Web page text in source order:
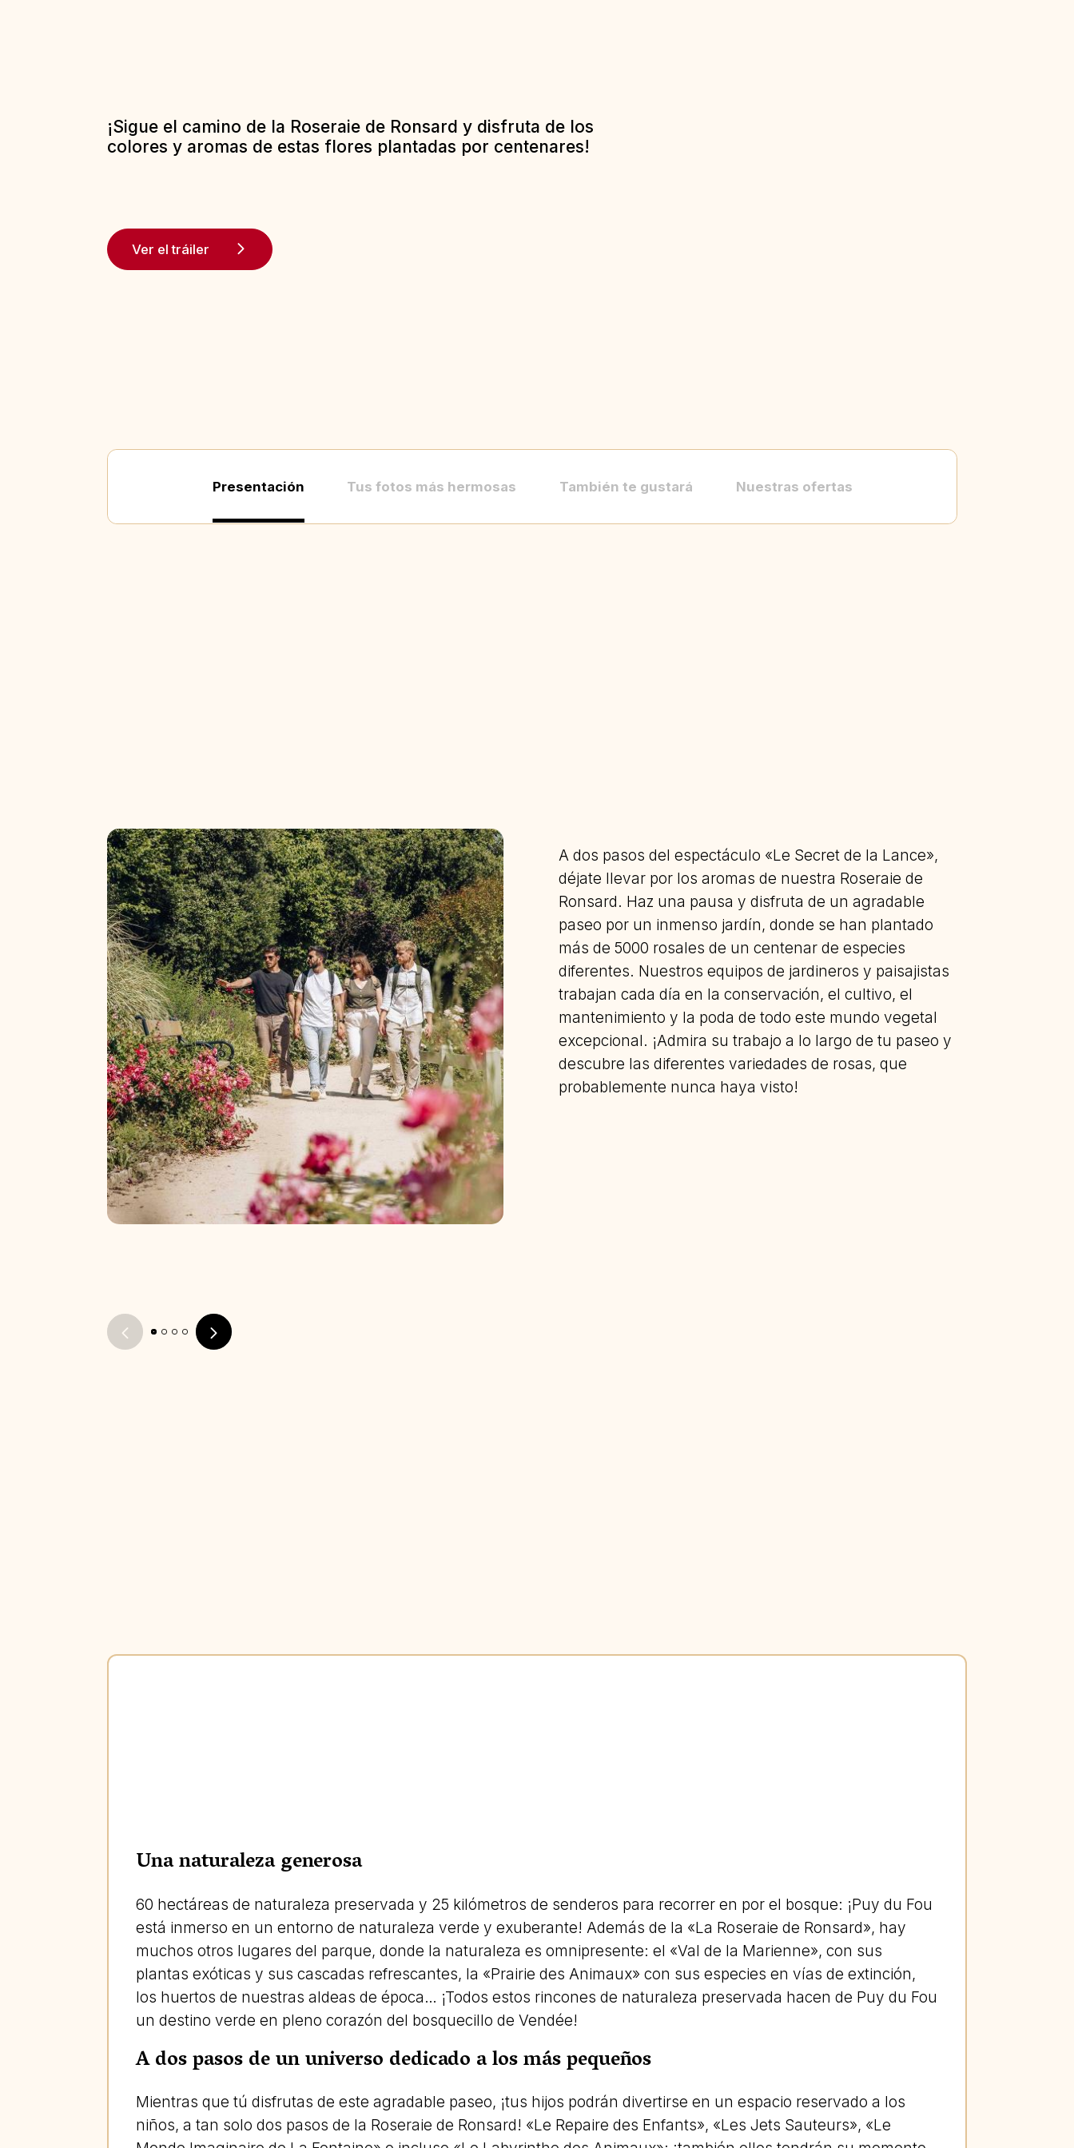
¡Sigue el camino de la Roseraie de Ronsard y disfruta de los
colores y aromas de estas flores plantadas por centenares!
Ver el tráiler
Presentación Tus fotos más hermosas También te gustará Nuestras ofertas
A dos pasos del espectáculo «Le Secret de la Lance»,
déjate llevar por los aromas de nuestra Roseraie de
Ronsard. Haz una pausa y disfruta de un agradable
paseo por un inmenso jardín, donde se han plantado
más de 5000 rosales de un centenar de especies
diferentes. Nuestros equipos de jardineros y paisajistas
trabajan cada día en la conservación, el cultivo, el
mantenimiento y la poda de todo este mundo vegetal
excepcional. ¡Admira su trabajo a lo largo de tu paseo y
descubre las diferentes variedades de rosas, que
probablemente nunca haya visto!
Una naturaleza generosa
60 hectáreas de naturaleza preservada y 25 kilómetros de senderos para recorrer en por el bosque: ¡Puy du Fou
está inmerso en un entorno de naturaleza verde y exuberante! Además de la «La Roseraie de Ronsard», hay
muchos otros lugares del parque, donde la naturaleza es omnipresente: el «Val de la Marienne», con sus
plantas exóticas y sus cascadas refrescantes, la «Prairie des Animaux» con sus especies en vías de extinción,
los huertos de nuestras aldeas de época… ¡Todos estos rincones de naturaleza preservada hacen de Puy du Fou
un destino verde en pleno corazón del bosquecillo de Vendée!
A dos pasos de un universo dedicado a los más pequeños
Mientras que tú disfrutas de este agradable paseo, ¡tus hijos podrán divertirse en un espacio reservado a los
niños, a tan solo dos pasos de la Roseraie de Ronsard! «Le Repaire des Enfants», «Les Jets Sauteurs», «Le